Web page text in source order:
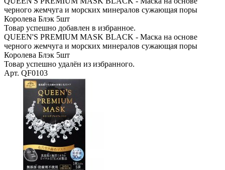
черного жемчуга и морских минералов сужающая поры
Королева Блэк 5шт
Товар успешно добавлен в избранное.
QUEEN'S PREMIUM MASK BLACK - Маска на основе
черного жемчуга и морских минералов сужающая поры
Королева Блэк 5шт
Товар успешно удалён из избранного.
Арт. QF0103